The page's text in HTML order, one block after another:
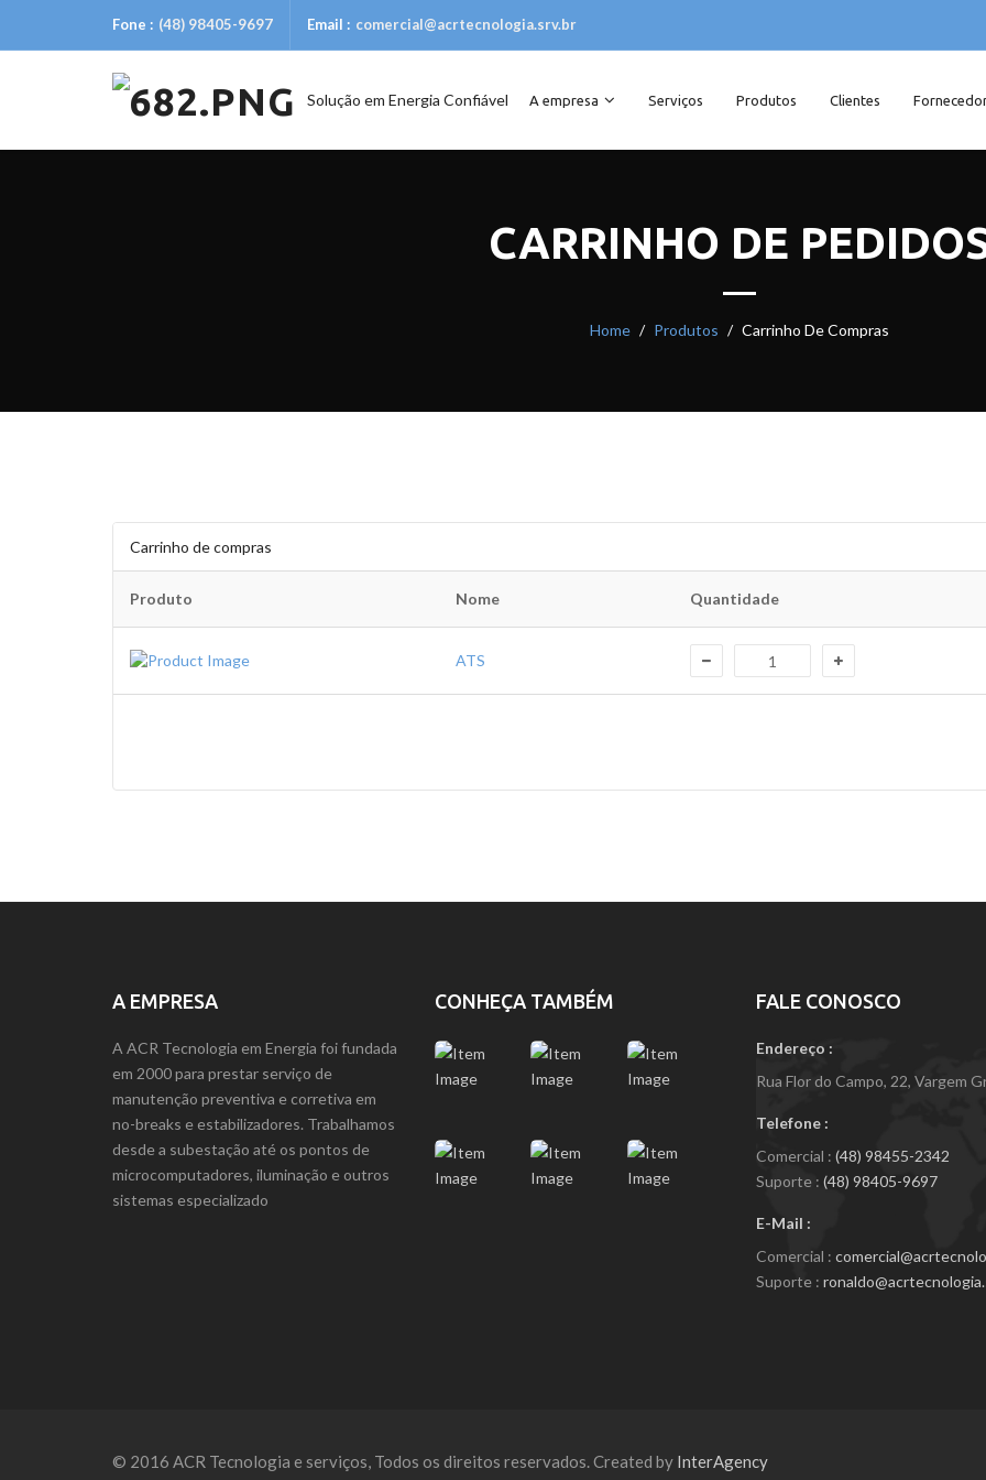
Fone : (48) 98405-9697 Email : comercial@acrtecnologia.srv.br
Solução em Energia Confiável A empresa Serviços Produtos Clientes
CARRINHO DE
Home Produtos Carrinho De Compras
Carrinho de compras
Produto Nome Quantidade
ATS
A EMPRESA
A ACR Tecnologia em Energia foi fundada
em 2000 para prestar serviço de
manutenção preventiva e corretiva em
no-breaks e estabilizadores. Trabalhamos
desde a subestação até os pontos de
microcomputadores, iluminação e outros
sistemas especializado
CONHEÇA TAMBÉM FALE CONOSCO
Endereço :
Rua Flor do Campo, 22, Vargem
Telefone :
Comercial : (48) 98455-2342
Suporte : (48) 98405-9697
E-Mail :
Comercial :
Suporte :
© 2016 ACR Tecnologia e serviços, Todos os direitos reservados. Created by InterAgency